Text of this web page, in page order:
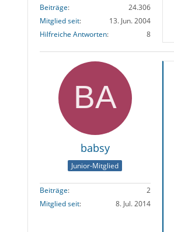
Beiträge
24.306
Mitglied seit
13. Jun. 2004
Hilfreiche Antworten
8
babsy
Junior-Mitglied
Beiträge
2
Mitglied seit
8. Jul. 2014